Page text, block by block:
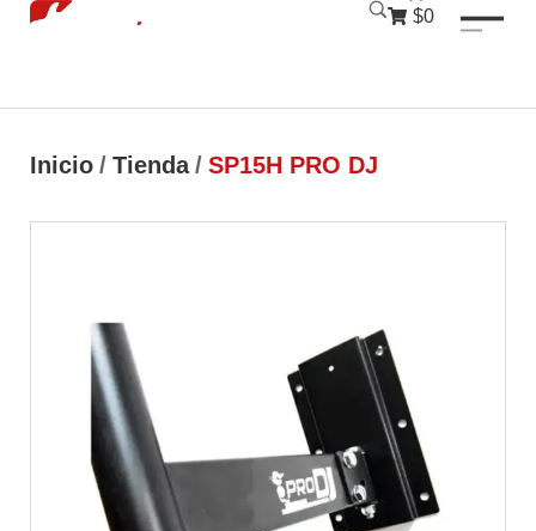
$0
Inicio / Tienda / SP15H PRO DJ